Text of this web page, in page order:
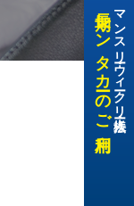
マンスリー・ウィークリー・法人様
長期レンタカーのご利用